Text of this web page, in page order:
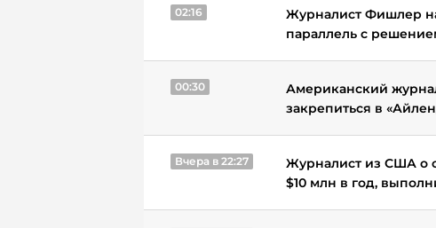
02:16
Журналист Фишлер
параллель с
00:30
Американский
закрепиться в
Вчера в 22:27
Журналист из США о
$10 млн в год,